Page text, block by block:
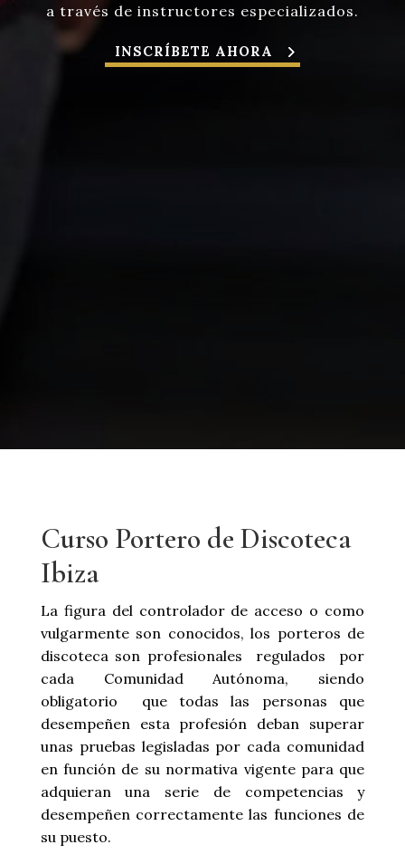
a través de instructores especializados.
INSCRÍBETE AHORA
Curso Portero de Discoteca
Ibiza
La figura del controlador de acceso o como
vulgarmente son conocidos, los porteros de
discoteca son profesionales regulados por
cada Comunidad Autónoma, siendo
obligatorio que todas las personas que
desempeñen esta profesión deban superar
unas pruebas legisladas por cada comunidad
en función de su normativa vigente para que
adquieran una serie de competencias y
desempeñen correctamente las funciones de
su puesto.